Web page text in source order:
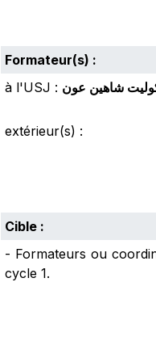
Formateur(s) :
à l'USJ : شاهين عون
extérieur(s) :
Cible :
- Formateurs ou
cycle 1.